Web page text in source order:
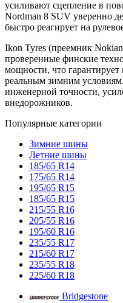
усиливают сцепление в
Nordman 8 SUV уверенно
быстро реагирует на
Ikon Tyres (преемник
проверенные финские
мощности, что
реальным зимним
инженерной точности,
внедорожников.
Популярные категории
Зимние шины
Летние шины
185/65 R14
175/65 R14
195/65 R15
185/65 R15
215/55 R16
205/55 R16
195/60 R16
235/55 R17
215/60 R17
235/55 R18
225/60 R18
Bridgestone